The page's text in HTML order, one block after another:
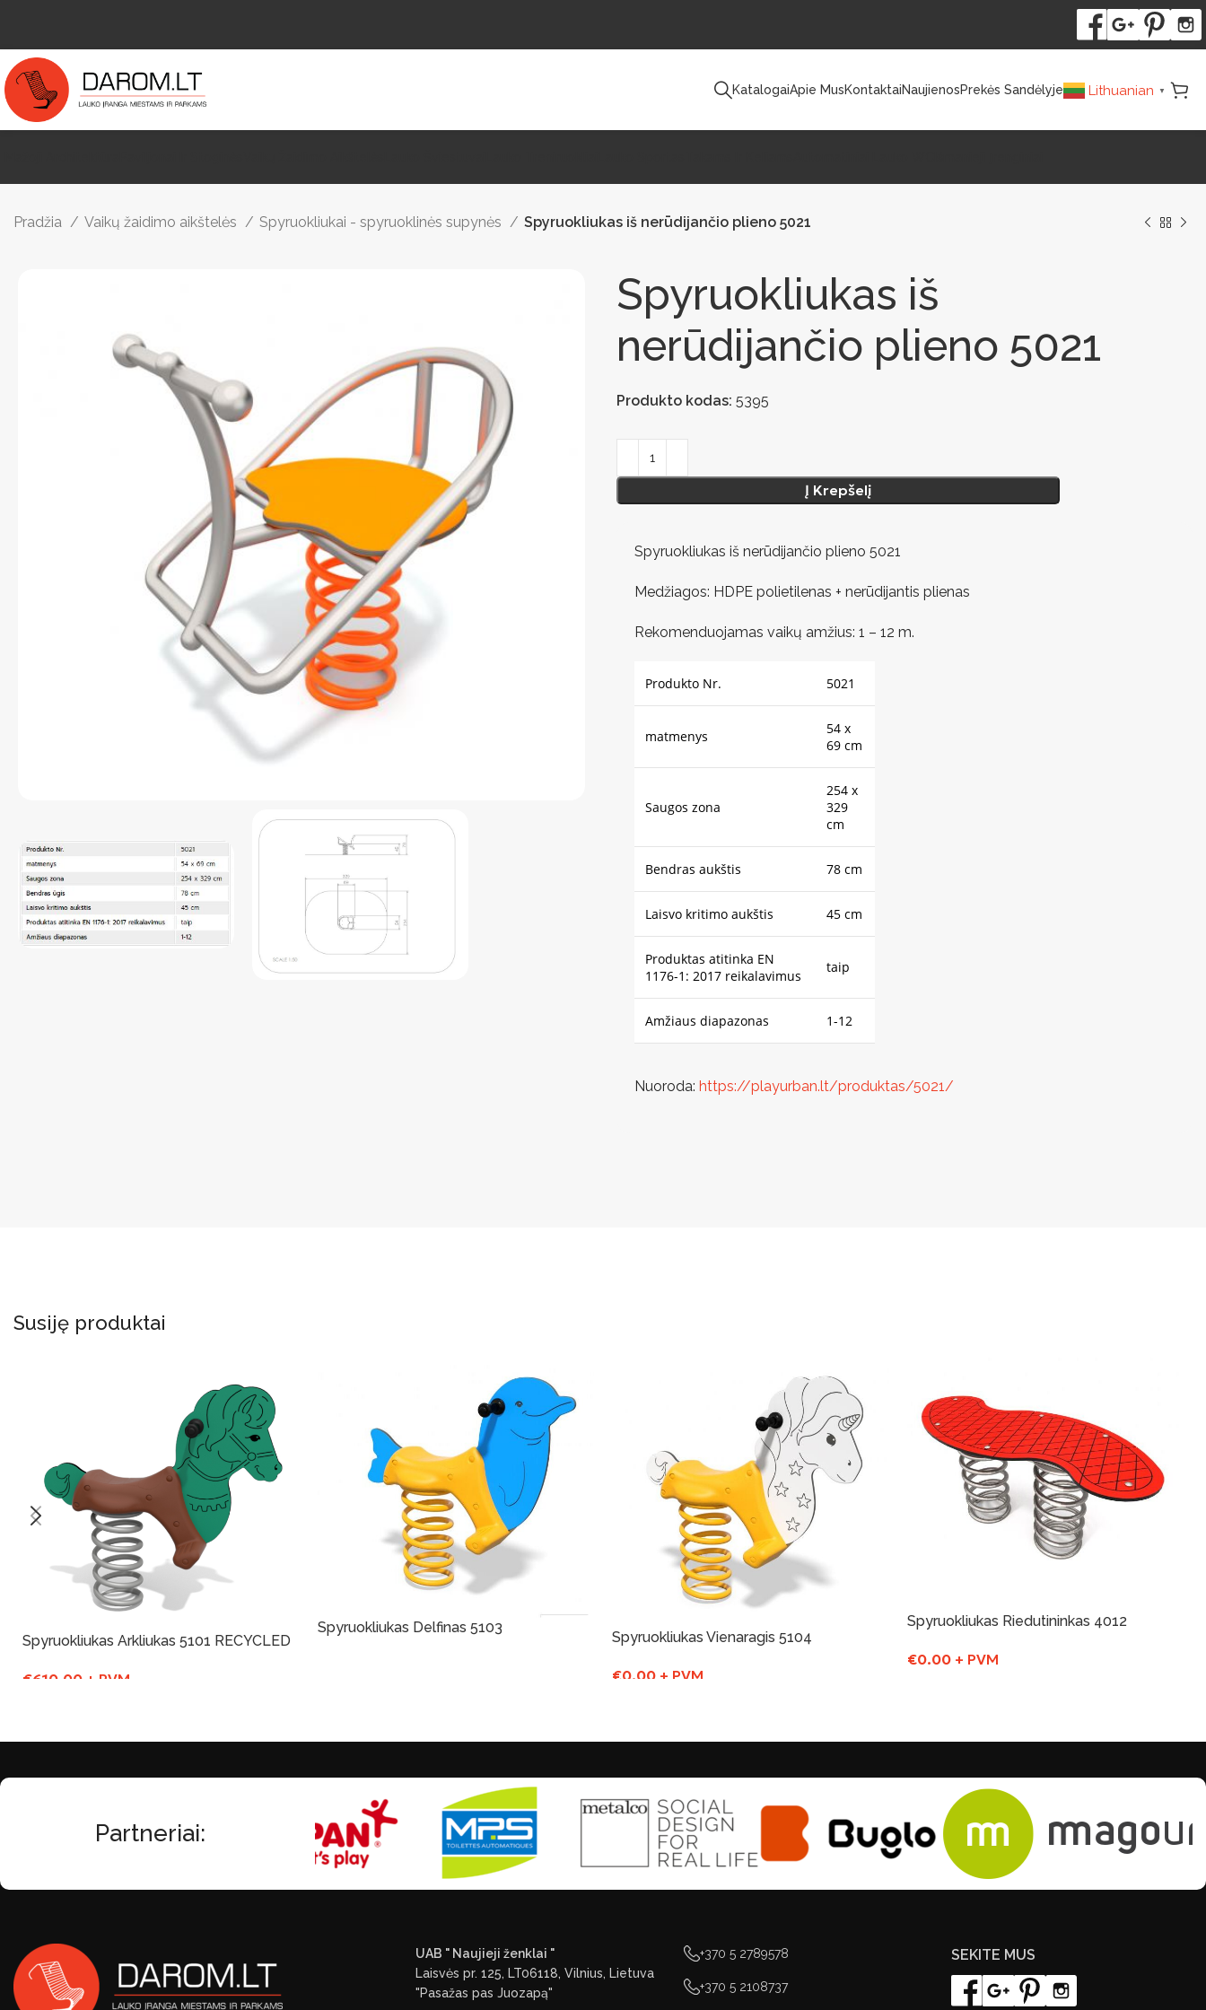
KatalogaiApie MusKontaktaiNaujienosPrekės Sandėlyje Lithuanian ▼
Pradžia Vaikų žaidimo aikštelės Spyruokliukai - spyruoklinės supynės Spyruokliukas iš nerūdijančio plieno 5021
Spyruokliukas iš
nerūdijančio plieno 5021
Produkto kodas: 5395
Į Krepšelį
Spyruokliukas iš nerūdijančio plieno 5021
Medžiagos: HDPE polietilenas + nerūdijantis plienas
Rekomenduojamas vaikų amžius: 1 – 12 m.
Produkto Nr. 5021
matmenys
54 x
69 cm
Saugos zona
254 x
329
cm
Bendras aukštis 78 cm
Laisvo kritimo aukštis 45 cm
Produktas atitinka EN
1176-1: 2017 reikalavimus
taip
Amžiaus diapazonas 1-12
Nuoroda: https://playurban.lt/produktas/5021/
Susiję produktai
Spyruokliukas Arkliukas 5101 RECYCLED
€610.00 + PVM
Spyruokliukas Delfinas 5103
Spyruokliukas Vienaragis 5104
€0.00 + PVM
Spyruokliukas Riedutininkas 4012
€0.00+ PVM
Partneriai:
UAB " Naujieji ženklai "
Laisvės pr. 125, LT06118, Vilnius, Lietuva
"Pasažas pas Juozapą"
+370 5 2789578
+370 5 2108737
SEKITE MUS